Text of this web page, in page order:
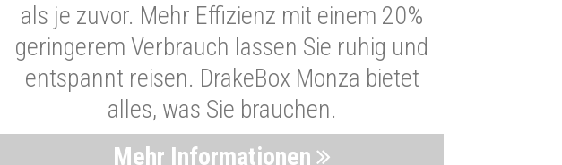
als je zuvor. Mehr Effizienz mit einem 20%
geringerem Verbrauch lassen Sie ruhig und
entspannt reisen. DrakeBox Monza bietet
alles, was Sie brauchen.
Mehr Informationen